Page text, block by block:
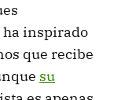
ha inspirado
que recibe
su